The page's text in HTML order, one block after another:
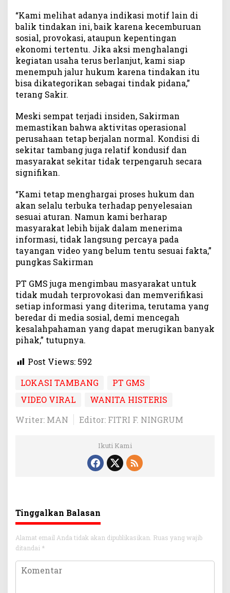
“Kami melihat adanya indikasi motif lain di
balik tindakan ini, baik karena kecemburuan
sosial, provokasi, ataupun kepentingan
ekonomi tertentu. Jika aksi menghalangi
kegiatan usaha terus berlanjut, kami siap
menempuh jalur hukum karena tindakan itu
bisa dikategorikan sebagai tindak pidana,”
terang Sakir.
Meski sempat terjadi insiden, Sakirman
memastikan bahwa aktivitas operasional
perusahaan tetap berjalan normal. Kondisi di
sekitar tambang juga relatif kondusif dan
masyarakat sekitar tidak terpengaruh secara
signifikan.
“Kami tetap menghargai proses hukum dan
akan selalu terbuka terhadap penyelesaian
sesuai aturan. Namun kami berharap
masyarakat lebih bijak dalam menerima
informasi, tidak langsung percaya pada
tayangan video yang belum tentu sesuai fakta,”
pungkas Sakirman
PT GMS juga mengimbau masyarakat untuk
tidak mudah terprovokasi dan memverifikasi
setiap informasi yang diterima, terutama yang
beredar di media sosial, demi mencegah
kesalahpahaman yang dapat merugikan banyak
pihak,” tutupnya.
Post Views: 592
LOKASI TAMBANG
PT GMS
VIDEO VIRAL
WANITA HISTERIS
Writer: MAN
Editor: FITRI F. NINGRUM
Ikuti Kami
Tinggalkan Balasan
Alamat email Anda tidak akan dipublikasikan. Ruas yang wajib
ditandai *